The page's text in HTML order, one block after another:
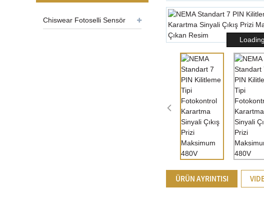
Chiswear Fotoselli Sensör
ÜRÜN AYRINTISI